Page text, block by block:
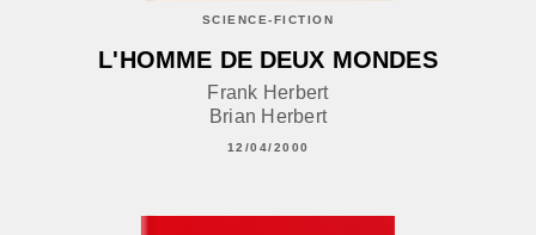
SCIENCE-FICTION
L'HOMME DE DEUX MONDES
Frank Herbert
Brian Herbert
12/04/2000